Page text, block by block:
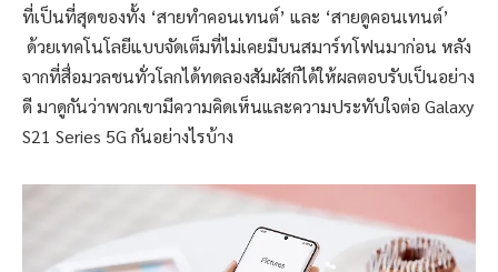
ที่เป็นที่สุดของทั้ง ‘สายทำคอนเทนต์’ และ ‘สายดูคอนเทนต์’
ด้วยเทคโนโลยีแบบจัดเต็มที่ไม่เคยมีบนสมาร์ทโฟนมาก่อน หลัง
จากที่สื่อมวลชนทั่วโลกได้ทดลองสัมผัสก็ได้ให้ผลตอบรับเป็นอย่าง
ดี มาดูกันว่าพวกเขามีความคิดเห็นและความประทับใจต่อ Galaxy
S21 Series 5G กันอย่างไรบ้าง